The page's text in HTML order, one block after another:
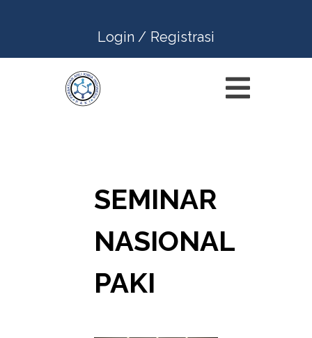
Login / Registrasi
SEMINAR
NASIONAL
PAKI